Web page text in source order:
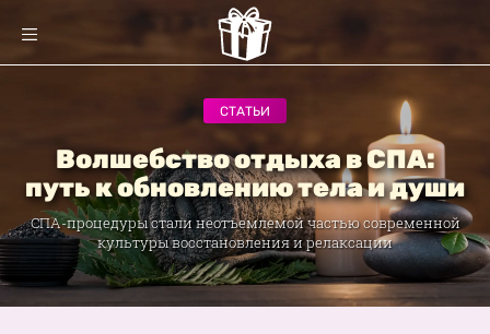
СТАТЬИ
Волшебство отдыха в СПА:
путь к обновлению тела и души
СПА-процедуры стали неотъемлемой частью современной
культуры восстановления и релаксации